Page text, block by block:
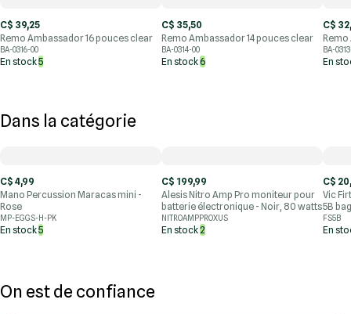
C$ 39,25
Remo Ambassador 16 pouces clear
BA-0316-00
En stock5
C$ 35,50
Remo Ambassador 14 pouces clear
BA-0314-00
En stock6
C$
Remo
BA-
En
Dans la catégorie
C$ 4,99
Mano Percussion Maracas mini -
Rose
MP-EGGS-H-PK
En stock5
C$ 199,99
Alesis Nitro Amp Pro moniteur pour
batterie électronique - Noir, 80 watts
NITROAMPPROXUS
En stock2
C$
Vic
5B
FS5B
En
On est de confiance